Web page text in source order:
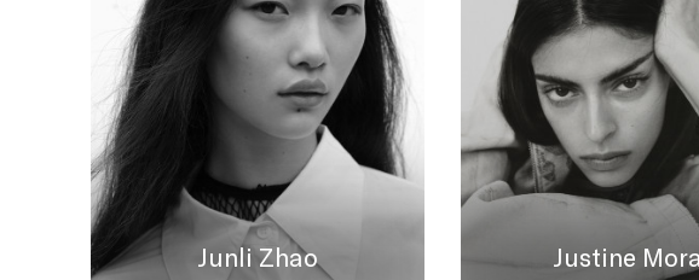
Junli Zhao Justine